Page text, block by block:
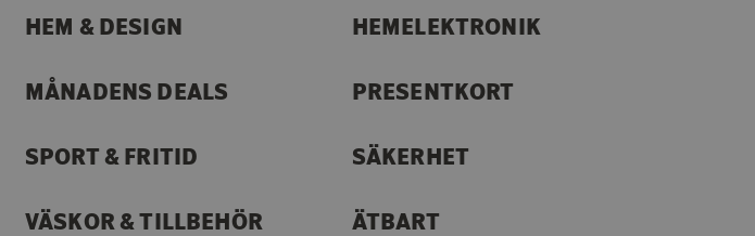
HEM & DESIGN HEMELEKTRONIK
MÅNADENS DEALS PRESENTKORT
SPORT & FRITID SÄKERHET
VÄSKOR & TILLBEHÖR ÄTBART